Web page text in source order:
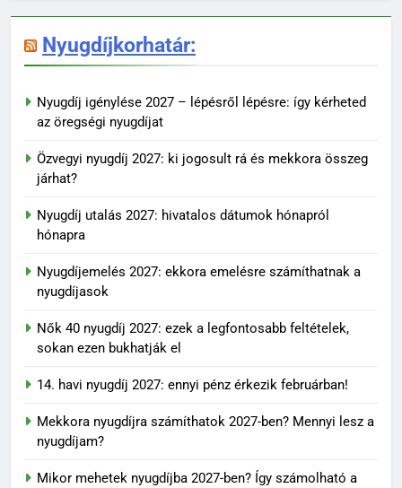
Nyugdíjkorhatár:
Nyugdíj igénylése 2027 – lépésről lépésre: így kérheted
az öregségi nyugdíjat
Özvegyi nyugdíj 2027: ki jogosult rá és mekkora összeg
járhat?
Nyugdíj utalás 2027: hivatalos dátumok hónapról
hónapra
Nyugdíjemelés 2027: ekkora emelésre számíthatnak a
nyugdíjasok
Nők 40 nyugdíj 2027: ezek a legfontosabb feltételek,
sokan ezen bukhatják el
14. havi nyugdíj 2027: ennyi pénz érkezik februárban!
Mekkora nyugdíjra számíthatok 2027-ben? Mennyi lesz a
nyugdíjam?
Mikor mehetek nyugdíjba 2027-ben? Így számolható a